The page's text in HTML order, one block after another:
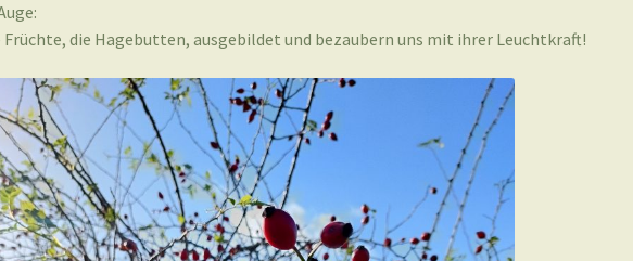
Früchte, die Hagebutten, ausgebildet und bezaubern uns mit ihrer Leuchtkraft!